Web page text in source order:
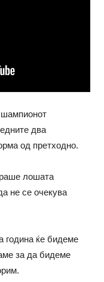
шампионот
два
од претходно.
лошата
не се очекува
година ќе бидеме
за да бидеме